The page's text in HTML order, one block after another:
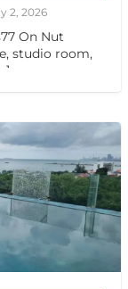
2, 2026
On Nut
studio room,